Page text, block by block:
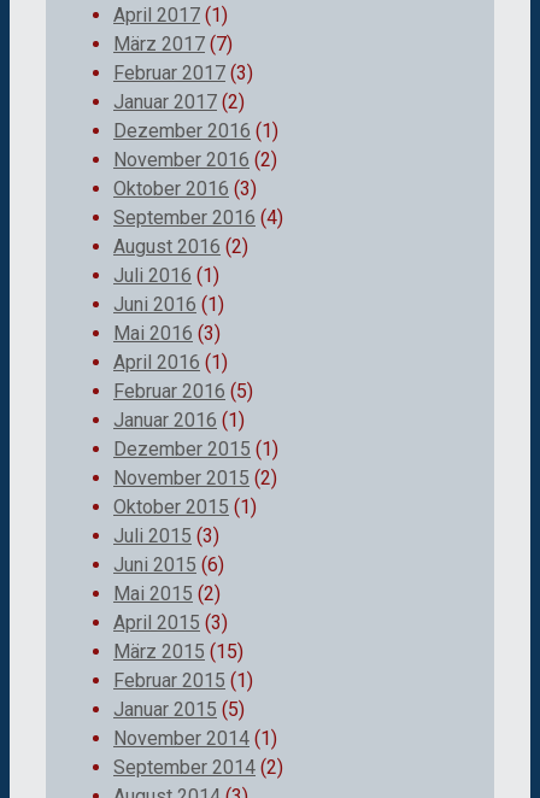
April 2017 (1)
März 2017 (7)
Februar 2017 (3)
Januar 2017 (2)
Dezember 2016 (1)
November 2016 (2)
Oktober 2016 (3)
September 2016 (4)
August 2016 (2)
Juli 2016 (1)
Juni 2016 (1)
Mai 2016 (3)
April 2016 (1)
Februar 2016 (5)
Januar 2016 (1)
Dezember 2015 (1)
November 2015 (2)
Oktober 2015 (1)
Juli 2015 (3)
Juni 2015 (6)
Mai 2015 (2)
April 2015 (3)
März 2015 (15)
Februar 2015 (1)
Januar 2015 (5)
November 2014 (1)
September 2014 (2)